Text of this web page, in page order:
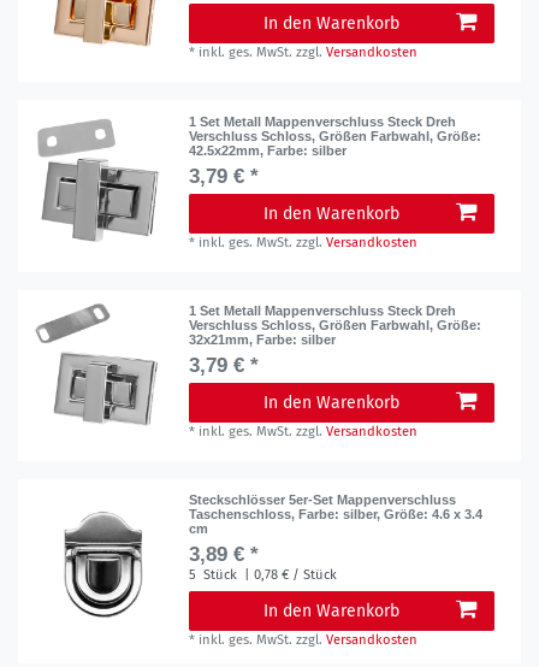
In den Warenkorb
* inkl. ges. MwSt. zzgl.Versandkosten
1 Set Metall Mappenverschluss Steck Dreh
Verschluss Schloss, Größen Farbwahl, Größe:
42.5x22mm, Farbe: silber
3,79 € *
In den Warenkorb
* inkl. ges. MwSt. zzgl.Versandkosten
1 Set Metall Mappenverschluss Steck Dreh
Verschluss Schloss, Größen Farbwahl, Größe:
32x21mm, Farbe: silber
3,79 € *
In den Warenkorb
* inkl. ges. MwSt. zzgl.Versandkosten
Steckschlösser 5er-Set Mappenverschluss
Taschenschloss, Farbe: silber, Größe: 4.6 x 3.4
cm
3,89 € *
5 Stück | 0,78 € / Stück
In den Warenkorb
* inkl. ges. MwSt. zzgl.Versandkosten